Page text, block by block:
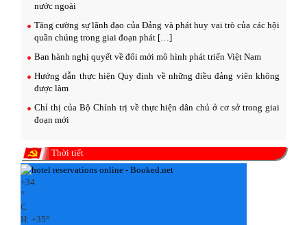
nước ngoài
Tăng cường sự lãnh đạo của Đảng và phát huy vai trò của các hội
quần chúng trong giai đoạn phát […]
Ban hành nghị quyết về đổi mới mô hình phát triển Việt Nam
Hướng dẫn thực hiện Quy định về những điều đảng viên không
được làm
Chỉ thị của Bộ Chính trị về thực hiện dân chủ ở cơ sở trong giai
đoạn mới
Thời tiết
+34
°
C
H: +35°